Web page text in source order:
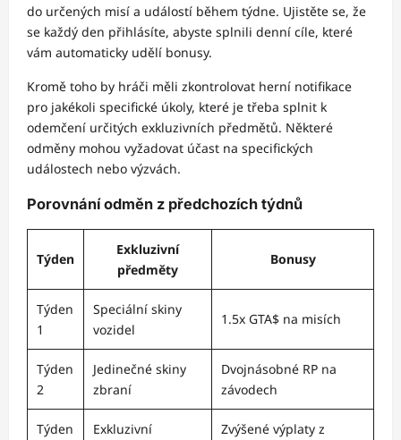
do určených misí a událostí během týdne. Ujistěte se, že
se každý den přihlásíte, abyste splnili denní cíle, které
vám automaticky udělí bonusy.
Kromě toho by hráči měli zkontrolovat herní notifikace
pro jakékoli specifické úkoly, které je třeba splnit k
odemčení určitých exkluzivních předmětů. Některé
odměny mohou vyžadovat účast na specifických
událostech nebo výzvách.
Porovnání odměn z předchozích týdnů
Týden
Exkluzivní
předměty
Bonusy
Týden
1
Speciální skiny
vozidel
1.5x GTA$ na misích
Týden
2
Jedinečné skiny
zbraní
Dvojnásobné RP na
závodech
Týden
Exkluzivní
Zvýšené výplaty z